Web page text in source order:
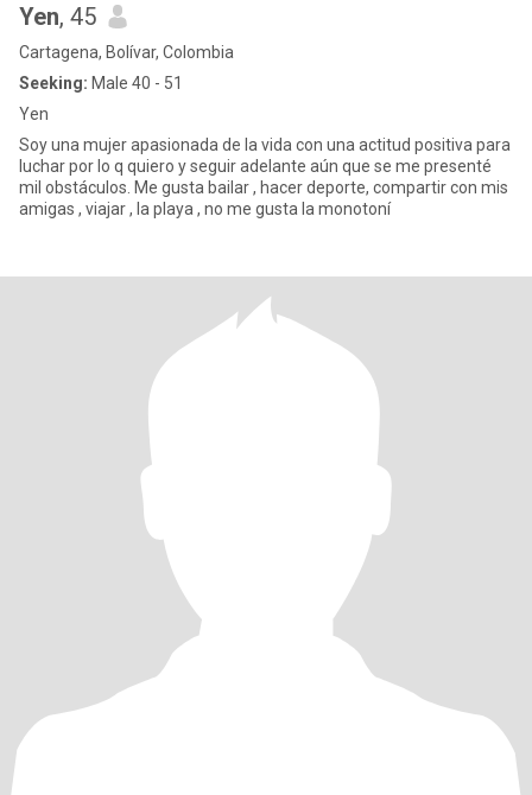
Yen, 45
Cartagena, Bolívar, Colombia
Seeking: Male 40 - 51
Yen
Soy una mujer apasionada de la vida con una actitud positiva para
luchar por lo q quiero y seguir adelante aún que se me presenté
mil obstáculos. Me gusta bailar , hacer deporte, compartir con mis
amigas , viajar , la playa , no me gusta la monotoní